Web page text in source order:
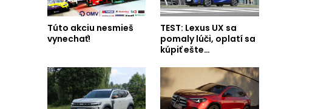
Túto akciu nesmieš
vynechať!
TEST: Lexus UX sa
pomaly lúči, oplatí sa
kúpiť ešte…